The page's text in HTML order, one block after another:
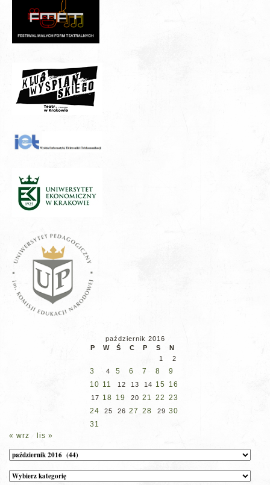
październik 2016
P
W Ś C P S
N
1
2
3 4 5 6 7 8
9
10 11 12 13 14 15 16
17 18 19 20 21 22 23
24
25 26 27 28 29 30
31
« wrz
lis »
Archiwum
Kategorie
wpisów